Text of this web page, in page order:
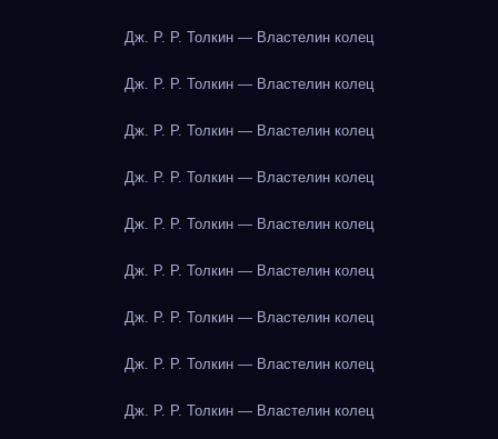
Дж. Р. Р. Толкин — Властелин колец
Дж. Р. Р. Толкин — Властелин колец
Дж. Р. Р. Толкин — Властелин колец
Дж. Р. Р. Толкин — Властелин колец
Дж. Р. Р. Толкин — Властелин колец
Дж. Р. Р. Толкин — Властелин колец
Дж. Р. Р. Толкин — Властелин колец
Дж. Р. Р. Толкин — Властелин колец
Дж. Р. Р. Толкин — Властелин колец